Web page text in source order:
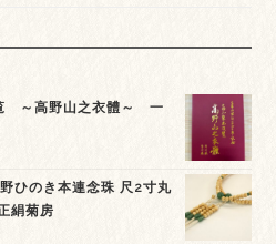
～高野山之衣體～ 一
ひのき本連念珠 尺2寸丸
絹菊房